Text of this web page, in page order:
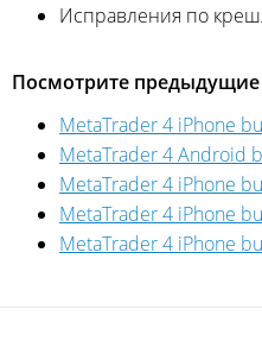
Исправления по
Посмотрите предыдущие
MetaTrader 4 iPhone
MetaTrader 4 Android
MetaTrader 4 iPhone
MetaTrader 4 iPhone
MetaTrader 4 iPhone